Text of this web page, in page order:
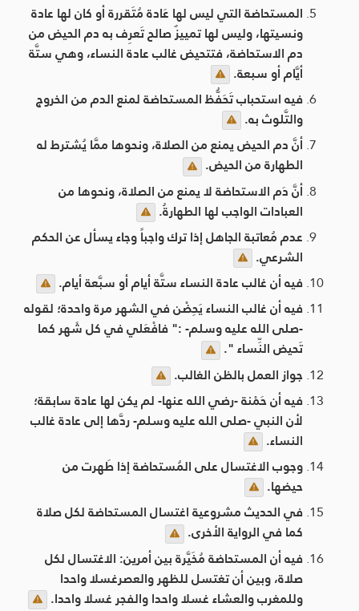
المستحاضة التي ليس لها عَادة مُتَقررة أو كان لها عادة
ونسيتها، وليس لها تمييزٌ صالح تَعرِف به دم الحيض من
دم الاستحاضة، فتتحيض غالب عادة النساء، وهي ستَّة
أيَّام أو سبعة.
فيه استحباب تَحَفُّظ المستحاضة لمنع الدم من الخروج
والتَّلوث به.
أنَّ دم الحيض يمنع من الصلاة، ونحوها ممَّا يُشترط له
الطهارة من الحيض.
أنَّ دَم الاستحاضة لا يمنع من الصلاة، ونحوها من
العبادات الواجب لها الطهارةُ.
عدم مُعاتبة الجاهل إذا ترك واجباً وجاء يسأل عن الحكم
الشرعي.
فيه أن غالب عادة النساء ستَّة أيام أو سبَّعة أيام.
فيه أن غالب النساء يَحِضْن في الشهر مرة واحدة؛ لقوله
-صلى الله عليه وسلم- :" فافْعَلي في كل شَهر كما
تَحيض النِّساء ".
جواز العمل بالظن الغالب.
فيه أن حَمْنة -رضي الله عنها- لم يكن لها عادة سابقة؛
لأن النبي -صلى الله عليه وسلم- ردَّها إلى عادة غالب
النساء.
وجوب الاغتسال على المُستحاضة إذا طَهرت من
حيضها.
في الحديث مشروعية اغتسال المستحاضة لكل صلاة
كما في الرواية الأخرى.
فيه أن المستحاضة مُخَيَّرة بين أمرين: الاغتسال لكل
صلاة، وبين أن تغتسل للظهر والعصرغسلا واحدا
وللمغرب والعشاء غسلا واحدا والفجر غسلا واحدا.